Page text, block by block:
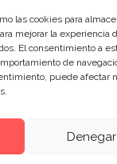
las cookies para
mejorar la experiencia
El consentimiento a
de
puede afectar
Denegar